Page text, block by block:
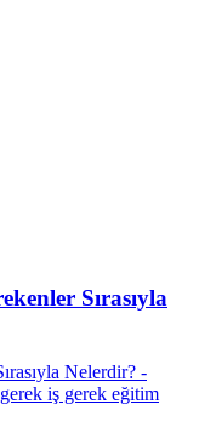
Sırasıyla
Nelerdir? -
iş gerek eğitim